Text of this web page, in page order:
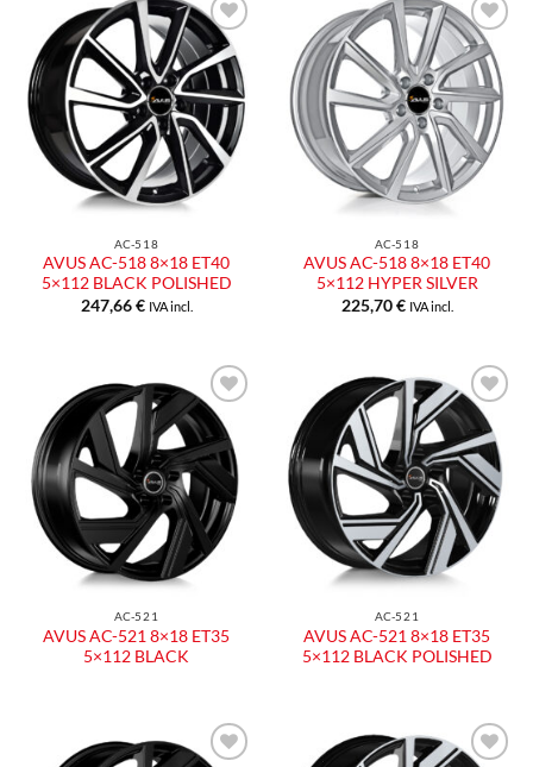
Aggiungi
alla lista
dei
desideri
AC-518
AVUS AC-518 8×18 ET40
5×112 BLACK POLISHED
247,66€ IVA incl.
Aggiungi
alla lista
dei
desideri
AC-518
AVUS AC-518 8×18 ET40
5×112 HYPER SILVER
225,70€ IVA incl.
Aggiungi
alla lista
dei
desideri
AC-521
AVUS AC-521 8×18 ET35
5×112 BLACK
Aggiungi
alla lista
dei
desideri
AC-521
AVUS AC-521 8×18 ET35
5×112 BLACK POLISHED